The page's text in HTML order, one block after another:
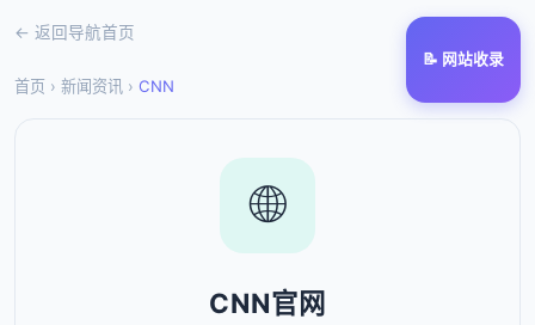
📝 网站收录
← 返回导航首页
首页 › 新闻资讯 › CNN
🌐
CNN官网